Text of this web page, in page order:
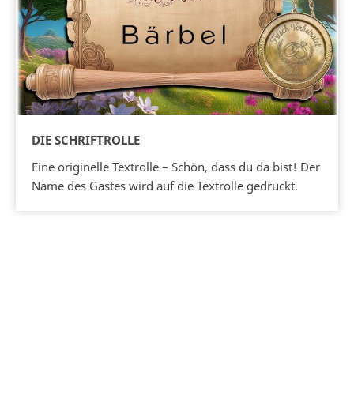
DIE SCHRIFTROLLE
Eine originelle Textrolle – Schön, dass du da bist! Der
Name des Gastes wird auf die Textrolle gedruckt.